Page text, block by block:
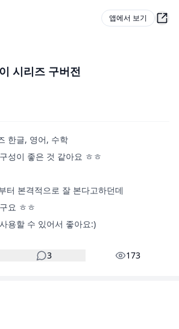
앱에서 보기
시리즈 구버전
한글, 영어, 수학
성이 좋은 것 같아요 ㅎㅎ
터 본격적으로 잘 본다고하던데
요 ㅎㅎ
용할 수 있어서 좋아요:)
3 173